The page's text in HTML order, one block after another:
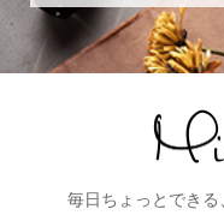
毎日ちょっとでき